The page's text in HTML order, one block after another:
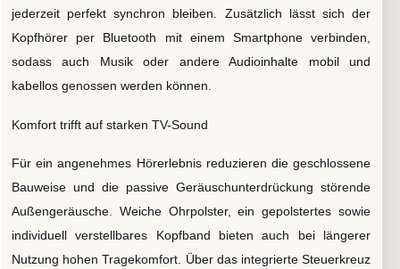
jederzeit perfekt synchron bleiben. Zusätzlich lässt sich der
Kopfhörer per Bluetooth mit einem Smartphone verbinden,
sodass auch Musik oder andere Audioinhalte mobil und
kabellos genossen werden können.
Komfort trifft auf starken TV-Sound
Für ein angenehmes Hörerlebnis reduzieren die geschlossene
Bauweise und die passive Geräuschunterdrückung störende
Außengeräusche. Weiche Ohrpolster, ein gepolstertes sowie
individuell verstellbares Kopfband bieten auch bei längerer
Nutzung hohen Tragekomfort. Über das integrierte Steuerkreuz